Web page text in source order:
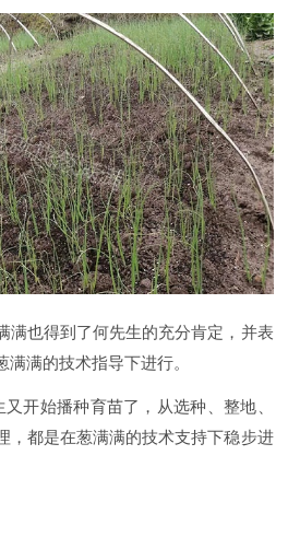
满也得到了何先生的充分肯定，并表
满的技术指导下进行。
开始播种育苗了，从选种、整地、
，都是在葱满满的技术支持下稳步进